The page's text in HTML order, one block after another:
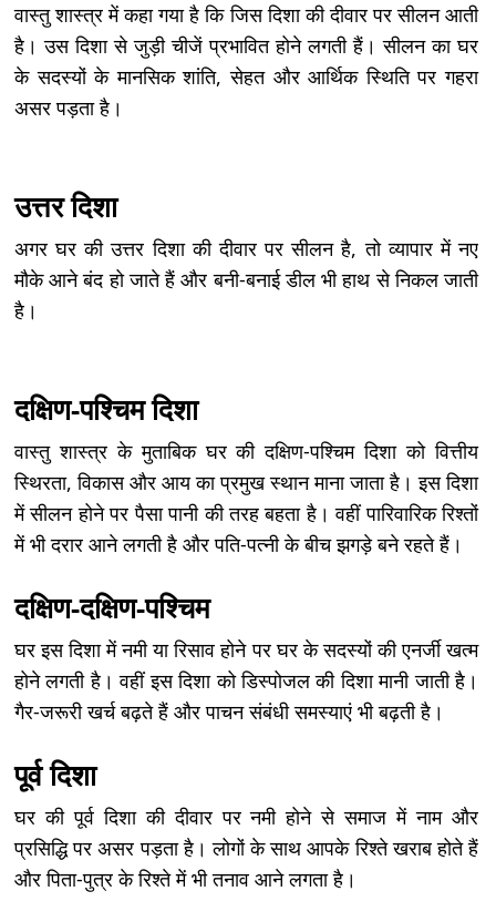
वास्तु शास्त्र में कहा गया है कि जिस दिशा की दीवार पर सीलन आती
है। उस दिशा से जुड़ी चीजें प्रभावित होने लगती हैं। सीलन का घर
के सदस्यों के मानसिक शांति, सेहत और आर्थिक स्थिति पर गहरा
असर पड़ता है।
उत्तर दिशा
अगर घर की उत्तर दिशा की दीवार पर सीलन है, तो व्यापार में नए
मौके आने बंद हो जाते हैं और बनी-बनाई डील भी हाथ से निकल जाती
है।
दक्षिण-पश्चिम दिशा
वास्तु शास्त्र के मुताबिक घर की दक्षिण-पश्चिम दिशा को वित्तीय
स्थिरता, विकास और आय का प्रमुख स्थान माना जाता है। इस दिशा
में सीलन होने पर पैसा पानी की तरह बहता है। वहीं पारिवारिक रिश्तों
में भी दरार आने लगती है और पति-पत्नी के बीच झगड़े बने रहते हैं।
दक्षिण-दक्षिण-पश्चिम
घर इस दिशा में नमी या रिसाव होने पर घर के सदस्यों की एनर्जी खत्म
होने लगती है। वहीं इस दिशा को डिस्पोजल की दिशा मानी जाती है।
गैर-जरूरी खर्च बढ़ते हैं और पाचन संबंधी समस्याएं भी बढ़ती है।
पूर्व दिशा
घर की पूर्व दिशा की दीवार पर नमी होने से समाज में नाम और
प्रसिद्धि पर असर पड़ता है। लोगों के साथ आपके रिश्ते खराब होते हैं
और पिता-पुत्र के रिश्ते में भी तनाव आने लगता है।